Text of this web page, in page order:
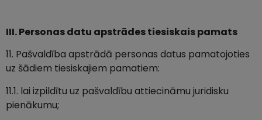
III. Personas datu apstrādes tiesiskais pamats
11. Pašvaldība apstrādā personas datus pamatojoties
uz šādiem tiesiskajiem pamatiem:
11.1. lai izpildītu uz pašvaldību attiecināmu juridisku
pienākumu;